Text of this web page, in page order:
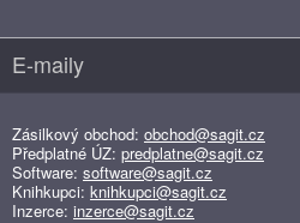
E-maily
Zásilkový obchod: obchod@sagit.cz
Předplatné ÚZ: predplatne@sagit.cz
Software: software@sagit.cz
Knihkupci: knihkupci@sagit.cz
Inzerce: inzerce@sagit.cz